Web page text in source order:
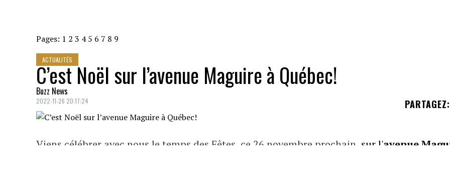
Pages: 1 2 3 4 5 6 7 8 9
ACTUALITÉS
C’est Noël sur l’avenue Maguire à Québec!
Buzz News
2022-11-26 20:17:24 PARTAGEZ:
Viens célébrer avec nous le temps des Fêtes, ce 26 novembre prochain, sur l'avenue